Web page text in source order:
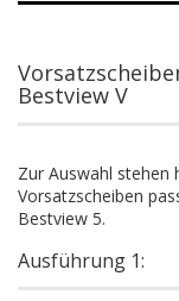
Bestview V
Zur Auswahl stehen
Vorsatzscheiben
Bestview 5.
Ausführung 1: